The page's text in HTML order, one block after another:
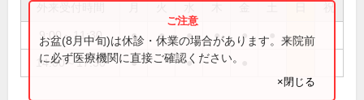
祝
9:00～11:30 ● ● ● ● ●
14:00～17:30 ● ●
お盆(8月中旬)は休診・休業の場合があります。来院前
に必ず医療機関に直接ご確認ください。
×閉じる